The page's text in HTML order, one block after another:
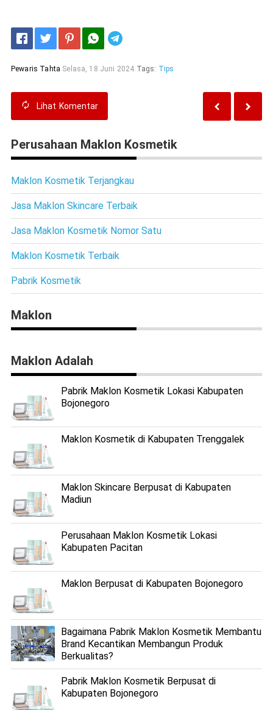
Pewaris Tahta Selasa, 18 Juni 2024 Tags: Tips
Lihat Komentar
Perusahaan Maklon Kosmetik
Maklon Kosmetik Terjangkau
Jasa Maklon Skincare Terbaik
Jasa Maklon Kosmetik Nomor Satu
Maklon Kosmetik Terbaik
Pabrik Kosmetik
Maklon
Maklon Adalah
Pabrik Maklon Kosmetik Lokasi Kabupaten
Bojonegoro
Maklon Kosmetik di Kabupaten Trenggalek
Maklon Skincare Berpusat di Kabupaten
Madiun
Perusahaan Maklon Kosmetik Lokasi
Kabupaten Pacitan
Maklon Berpusat di Kabupaten Bojonegoro
Bagaimana Pabrik Maklon Kosmetik Membantu
Brand Kecantikan Membangun Produk
Berkualitas?
Pabrik Maklon Kosmetik Berpusat di
Kabupaten Bojonegoro